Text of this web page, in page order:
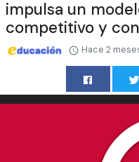
impulsa un
competitivo y
Hace 2